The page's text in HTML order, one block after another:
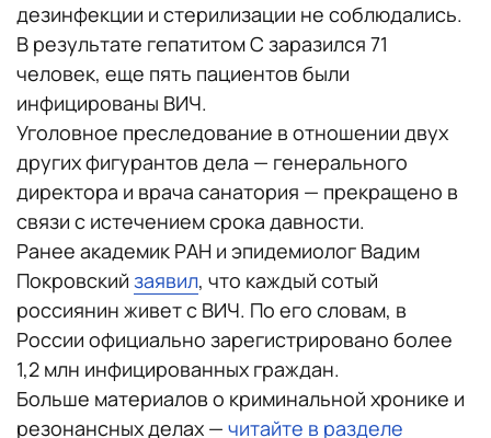
дезинфекции и стерилизации не соблюдались.
В результате гепатитом С заразился 71
человек, еще пять пациентов были
инфицированы ВИЧ.
Уголовное преследование в отношении двух
других фигурантов дела — генерального
директора и врача санатория — прекращено в
связи с истечением срока давности.
Ранее академик РАН и эпидемиолог Вадим
Покровский заявил, что каждый сотый
россиянин живет с ВИЧ. По его словам, в
России официально зарегистрировано более
1,2 млн инфицированных граждан.
Больше материалов о криминальной хронике и
резонансных делах — читайте в разделе